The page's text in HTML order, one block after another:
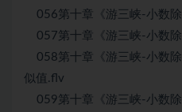
056第十章《游三峡-小数
057第十章《游三峡-小数
058第十章《游三峡-小数除
似值.flv
059第十章《游三峡-小数除